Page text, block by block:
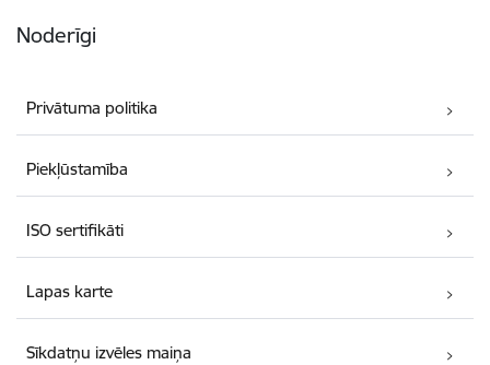
Noderīgi
Privātuma politika
Piekļūstamība
ISO sertifikāti
Lapas karte
Sīkdatņu izvēles maiņa